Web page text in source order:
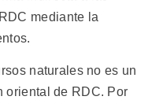
mediante la
naturales no es un
oriental de RDC. Por